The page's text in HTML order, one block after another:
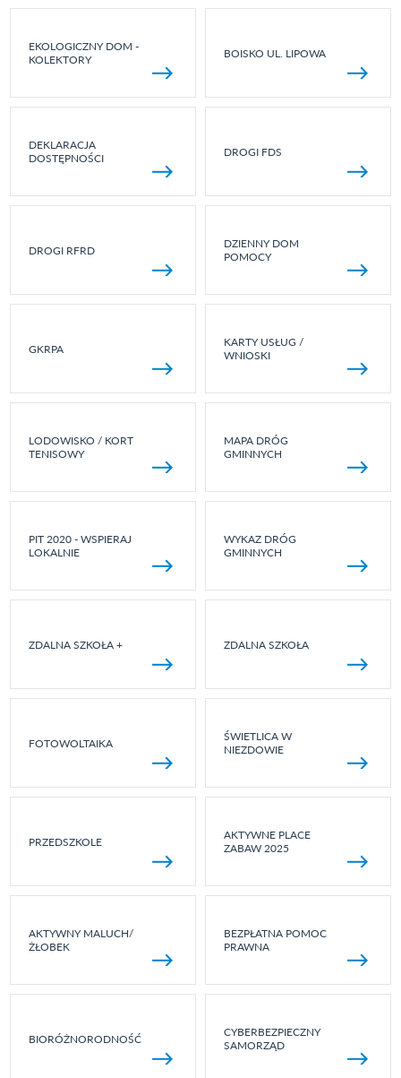
EKOLOGICZNY DOM -
KOLEKTORY
BOISKO UL. LIPOWA
DEKLARACJA
DOSTĘPNOŚCI
DROGI FDS
DROGI RFRD
DZIENNY DOM
POMOCY
GKRPA
KARTY USŁUG /
WNIOSKI
LODOWISKO / KORT
TENISOWY
MAPA DRÓG
GMINNYCH
PIT 2020 - WSPIERAJ
LOKALNIE
WYKAZ DRÓG
GMINNYCH
ZDALNA SZKOŁA + ZDALNA SZKOŁA
FOTOWOLTAIKA
ŚWIETLICA W
NIEZDOWIE
PRZEDSZKOLE
AKTYWNE PLACE
ZABAW 2025
AKTYWNY MALUCH/
ŻŁOBEK
BEZPŁATNA POMOC
PRAWNA
BIORÓŻNORODNOŚĆ
CYBERBEZPIECZNY
SAMORZĄD